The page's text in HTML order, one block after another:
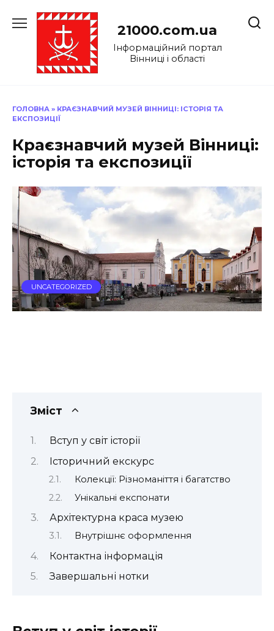
до
21000.com.ua
Інформаційний портал
Вінниці і області
ГОЛОВНА » КРАЄЗНАВЧИЙ МУЗЕЙ ВІННИЦІ: ІСТОРІЯ ТА
ЕКСПОЗИЦІЇ
Краєзнавчий музей Вінниці:
історія та експозиції
UNCATEGORIZED
Зміст
Вступ у світ історії
Історичний екскурс
Колекції: Різноманіття і багатство
Унікальні експонати
Архітектурна краса музею
Внутрішнє оформлення
Контактна інформація
Завершальні нотки